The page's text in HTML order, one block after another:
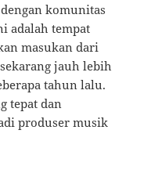
komunitas
adalah tempat
masukan dari
jauh lebih
tahun lalu.
tepat dan
produser musik